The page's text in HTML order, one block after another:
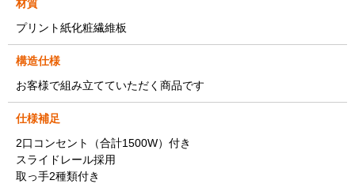
材質
プリント紙化粧繊維板
構造仕様
お客様で組み立てていただく商品です
仕様補足
2口コンセント（合計1500W）付き
スライドレール採用
取っ手2種類付き